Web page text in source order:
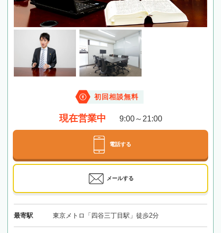
初回相談無料
現在営業中 9:00～21:00
電話する
メールする
最寄駅 東京メトロ「四谷三丁目駅」徒歩2分